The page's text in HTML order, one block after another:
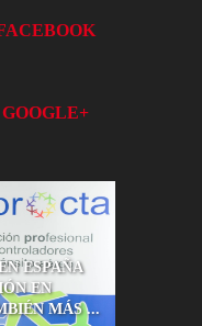
ESPAÑA
EN
MÁS ...
DE VUELO